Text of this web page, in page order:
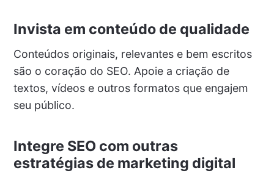
Invista em conteúdo de qualidade
Conteúdos originais, relevantes e bem escritos
são o coração do SEO. Apoie a criação de
textos, vídeos e outros formatos que engajem
seu público.
Integre SEO com outras
estratégias de marketing digital